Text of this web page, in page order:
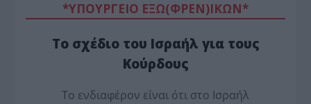
*ΥΠΟΥΡΓΕΙΟ ΕΞΩ(ΦΡΕΝ)ΙΚΩΝ*
Το σχέδιο του Ισραήλ για τους
Κούρδους
Το ενδιαφέρον είναι ότι στο Ισραήλ